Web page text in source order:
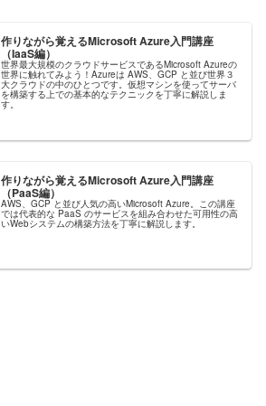
作りながら覚えるMicrosoft Azure入門講座
（IaaS編）
世界最大規模のクラウドサービスであるMicrosoft Azureの
世界に触れてみよう！Azureは AWS、GCP と並び世界３
大クラウドの中のひとつです。仮想マシンを使ってサーバ
を構築する上での基本的なテクニックを丁寧に解説しま
す。
作りながら覚えるMicrosoft Azure入門講座
（PaaS編）
AWS、GCP と並び人気の高いMicrosoft Azure。この講座
では代表的な PaaS のサービスを組み合わせた可用性の高
いWebシステムの構築方法を丁寧に解説します。